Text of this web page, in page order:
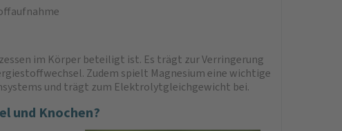
im Körper beteiligt ist. Es trägt zur Verringerung
Zudem spielt Magnesium eine wichtige
und trägt zum Elektrolytgleichgewicht bei.
und Knochen?